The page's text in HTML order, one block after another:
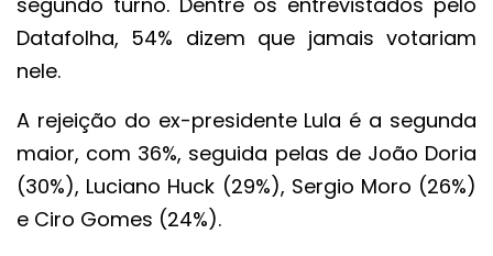
Datafolha, 54% dizem que jamais votariam
nele.
A rejeição do ex-presidente Lula é a segunda
maior, com 36%, seguida pelas de João Doria
(30%), Luciano Huck (29%), Sergio Moro (26%)
e Ciro Gomes (24%).